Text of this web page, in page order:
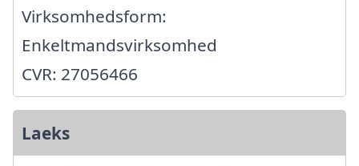
Virksomhedsform:
Enkeltmandsvirksomhed
CVR: 27056466
Laeks